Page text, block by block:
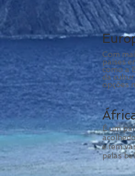
Com
países
como a
da
opções
É um
e tem
pelas